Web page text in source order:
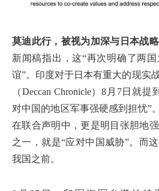
莫迪此行，被视为加深与日本战略
新闻稿指出，这“再次明确了两
谊”。印度对于日本有重大的现实
（Deccan Chronicle）8月7日就
对中国的地区军事强硬感到担忧”
在联合声明中，更是明目张胆地
之一，就是“应对中国威胁”。而
我国之前。